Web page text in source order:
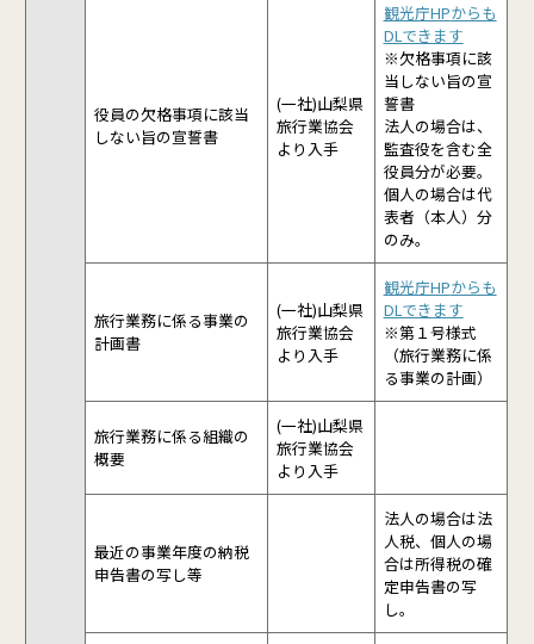
役員の欠格事項に該当
しない旨の宣誓書
(一社)山梨県
旅行業協会
より入手
観光庁HPからも
DLできます
※欠格事項に該
当しない旨の宣
誓書
法人の場合は、
監査役を含む全
役員分が必要。
個人の場合は代
表者（本人）分
のみ。
旅行業務に係る事業の
計画書
(一社)山梨県
旅行業協会
より入手
観光庁HPからも
DLできます
※第１号様式
（旅行業務に係
る事業の計画）
旅行業務に係る組織の
概要
(一社)山梨県
旅行業協会
より入手
最近の事業年度の納税
申告書の写し等
法人の場合は法
人税、個人の場
合は所得税の確
定申告書の写
し。